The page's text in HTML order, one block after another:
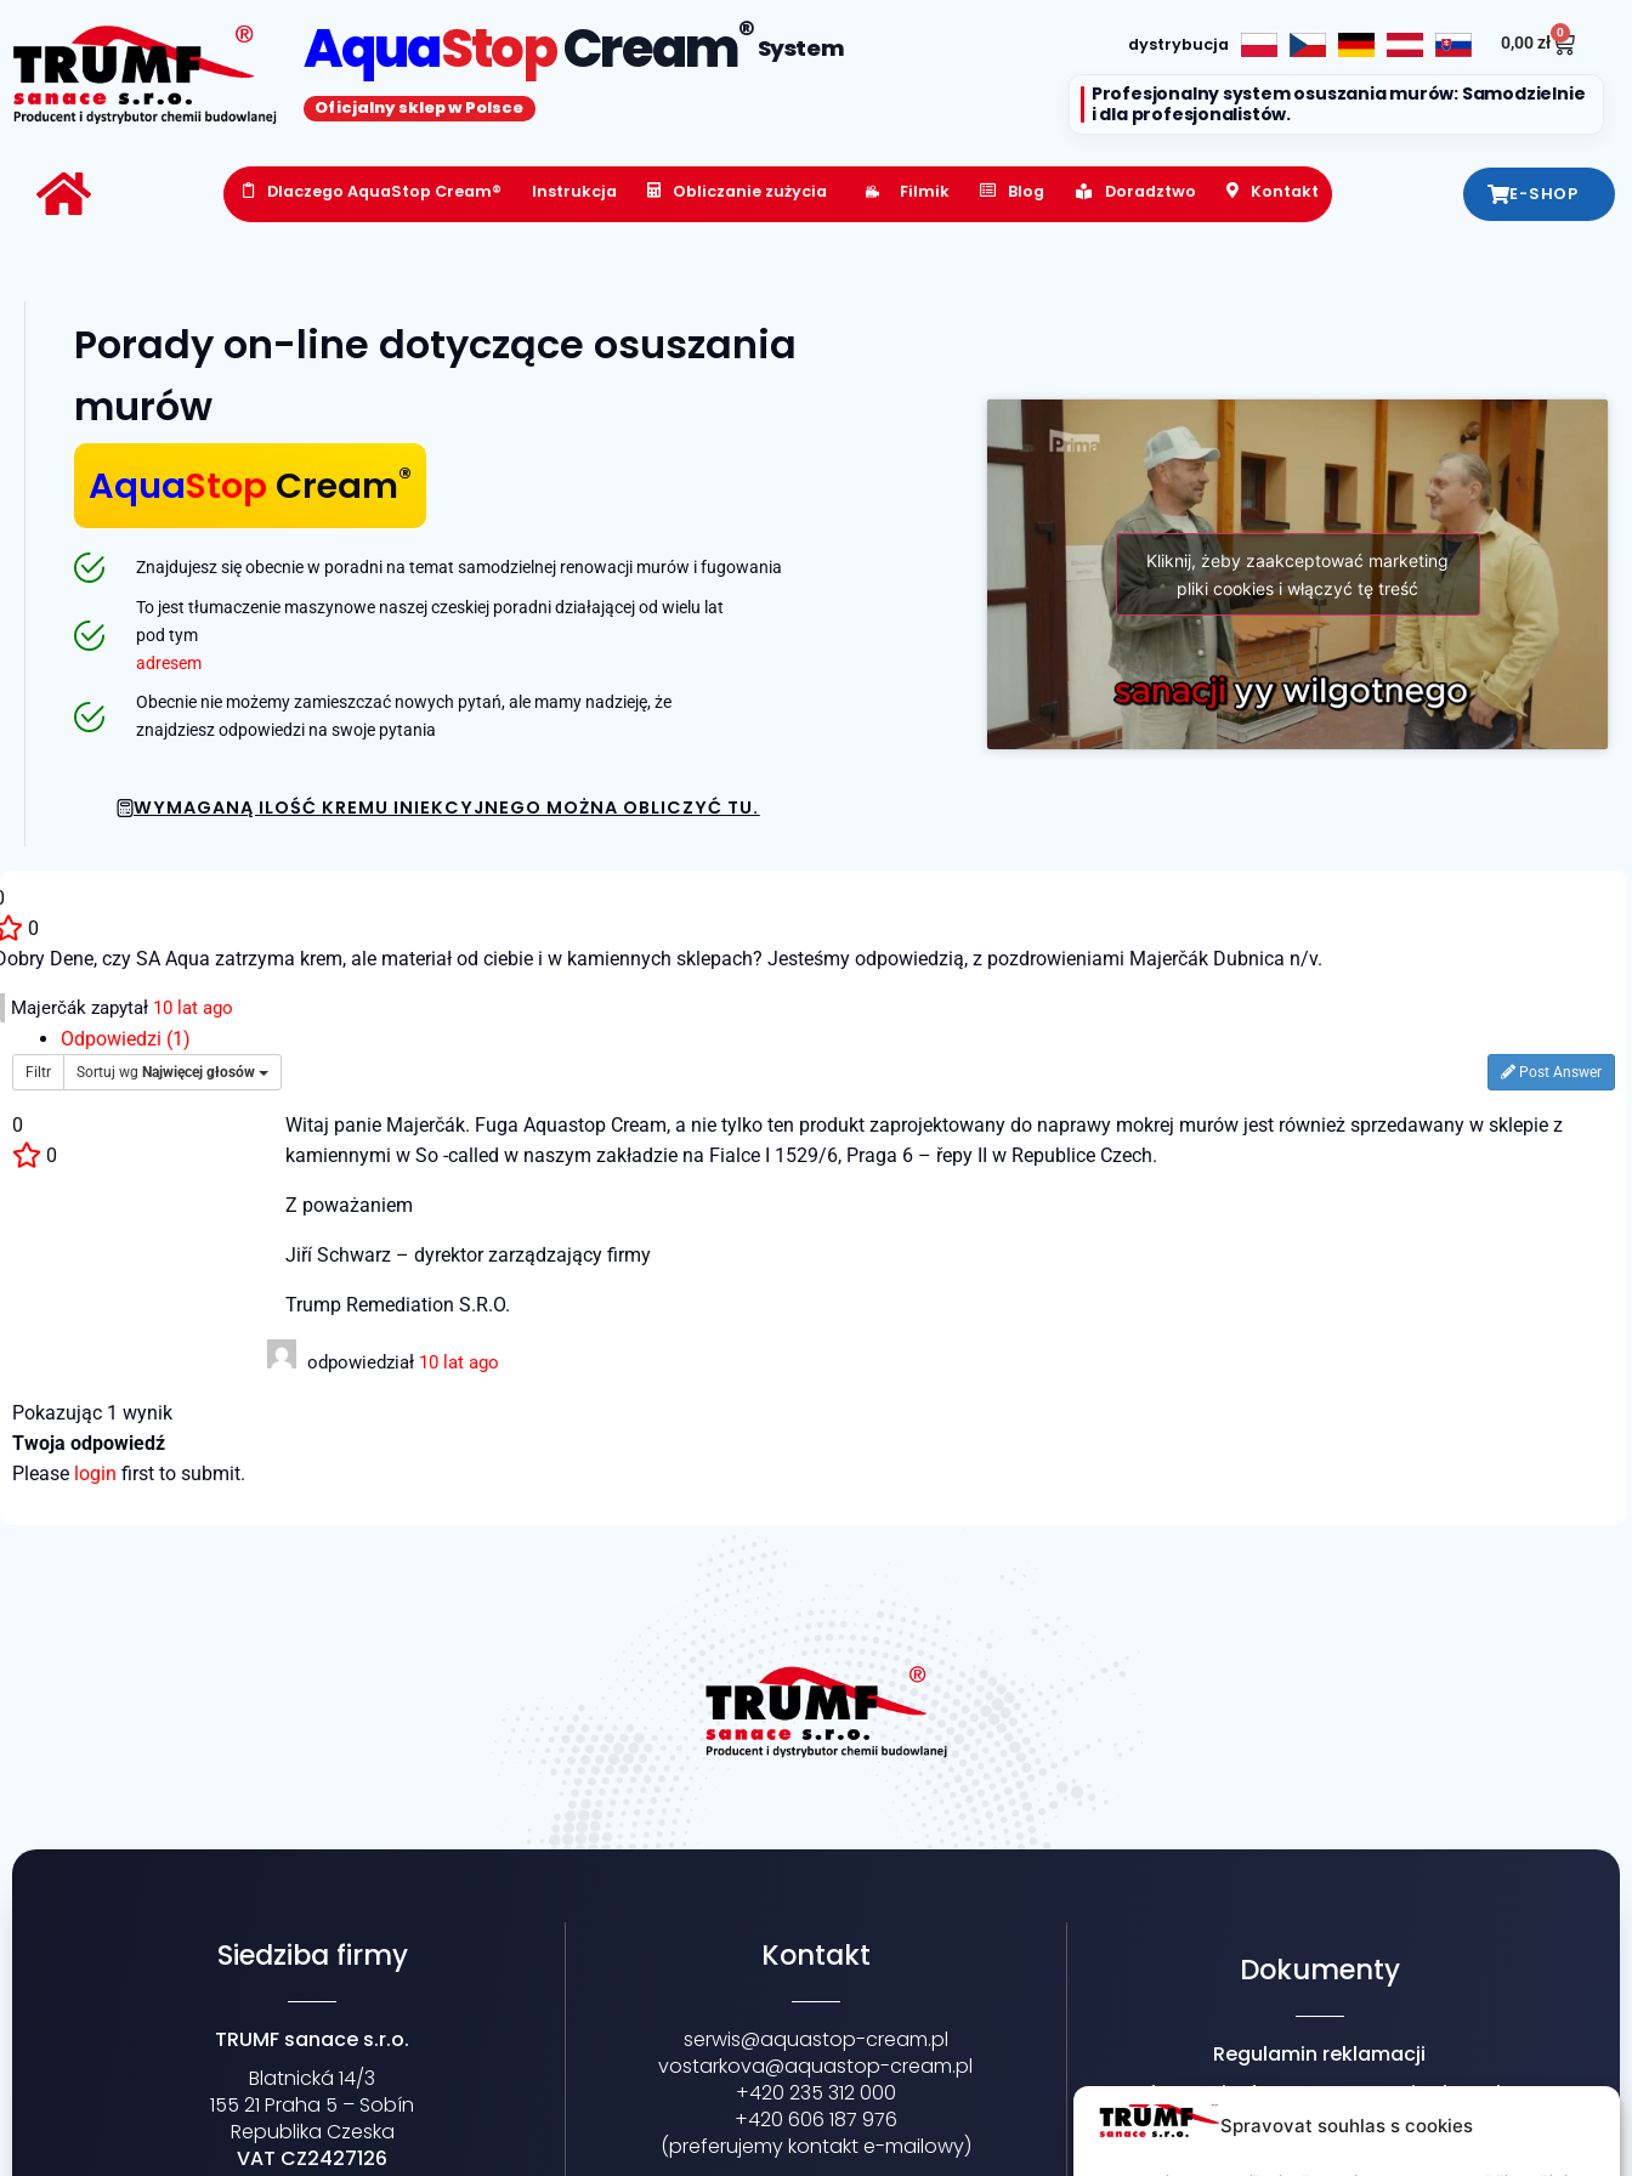
Spravovat souhlas s cookies
AquaStopCream®System
Oficjalny sklep w Polsce
dystrybucja 0,00zł
0
Profesjonalny system osuszania murów: Samodzielnie
i dla profesjonalistów.
Dlaczego AquaStop Cream® Instrukcja Obliczanie zużycia Filmik Blog Doradztwo Kontakt E-SHOP
Porady on-line dotyczące osuszania
murów
AquaStop Cream®
Znajdujesz się obecnie w poradni na temat samodzielnej renowacji murów i fugowania
To jest tłumaczenie maszynowe naszej czeskiej poradni działającej od wielu lat
pod tym
adresem
Obecnie nie możemy zamieszczać nowych pytań, ale mamy nadzieję, że
znajdziesz odpowiedzi na swoje pytania
WYMAGANĄ ILOŚĆ KREMU INIEKCYJNEGO MOŻNA OBLICZYĆ TU.
Kliknij, żeby zaakceptować marketing
pliki cookies i włączyć tę treść
0
Dene, czy SA Aqua zatrzyma krem, ale materiał od ciebie i w kamiennych sklepach? Jesteśmy odpowiedzią, z pozdrowieniami Majerčák Dubnica n/v.
Majerčák zapytał 10 lat ago
Odpowiedzi (1)
Filtr Sortuj wg Najwięcej głosów Post Answer
0
0
Witaj panie Majerčák. Fuga Aquastop Cream, a nie tylko ten produkt zaprojektowany do naprawy mokrej murów jest również sprzedawany w sklepie z
kamiennymi w So -called w naszym zakładzie na Fialce I 1529/6, Praga 6 – řepy II w Republice Czech.
Z poważaniem
Jiří Schwarz – dyrektor zarządzający firmy
Trump Remediation S.R.O.
odpowiedział 10 lat ago
Pokazując 1 wynik
Twoja odpowiedź
Please login first to submit.
Siedziba firmy
TRUMF sanace s.r.o.
Blatnická 14/3
155 21 Praha 5 – Sobín
Republika Czeska
VAT CZ2427126
Kontakt
serwis@aquastop-cream.pl
vostarkova@aquastop-cream.pl
+420 235 312 000
+420 606 187 976
(preferujemy kontakt e-mailowy)
Dokumenty
Regulamin reklamacji
Informacje dot. przetwarzania danych
osobowych